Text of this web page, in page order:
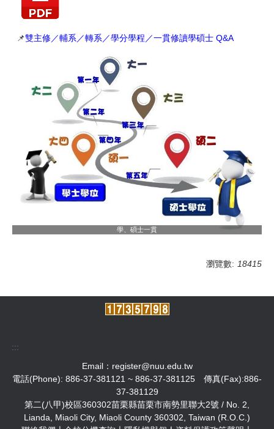
📌雙主修／輔系／轉系／學分學程／一貫修讀學碩士 Q&A
學、碩士一貫
瀏覽數: 18415
:::
Email： register@nuu.edu.tw
電話(Phone): 886-37-381121 ~ 886-37-381125 傳真(Fax):886-
37-381129
第二(八甲)校區360302苗栗縣苗栗市南勢里聯大2號 / No. 2,
Lianda, Miaoli City, Miaoli County 360302, Taiwan (R.O.C.)